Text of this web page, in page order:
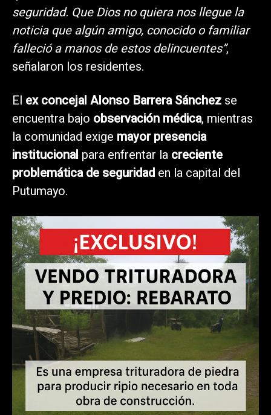
seguridad. Que Dios no quiera nos llegue la
noticia que algún amigo, conocido o familiar
falleció a manos de estos delincuentes”,
señalaron los residentes.
El ex concejal Alonso Barrera Sánchez se
encuentra bajo observación médica, mientras
la comunidad exige mayor presencia
institucional para enfrentar la creciente
problemática de seguridad en la capital del
Putumayo.